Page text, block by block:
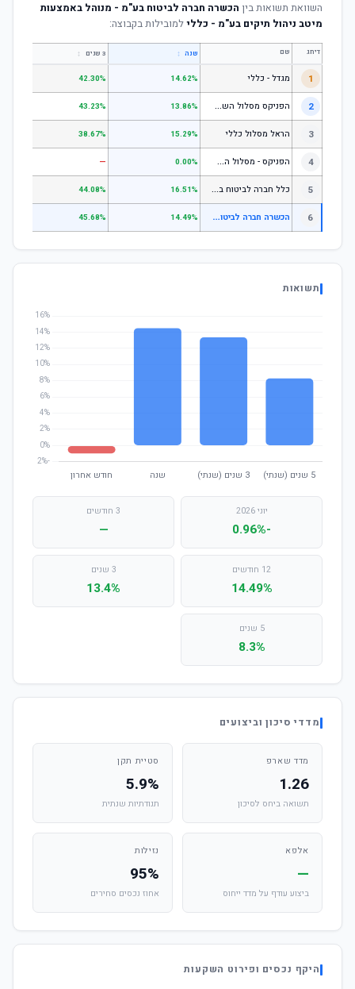
השוואת תשואות בין הכשרה חברה לביטוח בע"מ - מנוהל באמצעות
מיטב ניהול תיקים בע"מ - כללילמובילות בקבוצה:
דירוג שם שנה ↕ 3 שנים ↕
1 מגדל - כללי 14.62%
42.30%
2 ה
פניקס מסלול השקעה כללי 13.86%
43.23%
3 הראל מסלול כללי 15.29%
38.67%
4 ה
פניקס - מסלול השקעה בניהול אישי 0.00%
—
5 כ
לל חברה לביטוח בע"מ כללי 16.51%
44.08%
6 ה
כשרה חברה לביטוח בע"מ - מנוהל באמצעות מיטב ניהול תיקים בע"מ - כללי 14.49%
45.68%
תשואות
יוני 2026
-0.96%
3 חודשים
—
12 חודשים
14.49%
3 שנים
13.4%
5 שנים
8.3%
מדדי סיכון וביצועים
מדד שארפ
1.26
תשואה ביחס לסיכון
סטיית תקן
5.9%
תנודתיות שנתית
אלפא
—
ביצוע עודף על מדד ייחוס
נזילות
95%
אחוז נכסים סחירים
היקף נכסים ופירוט השקעות